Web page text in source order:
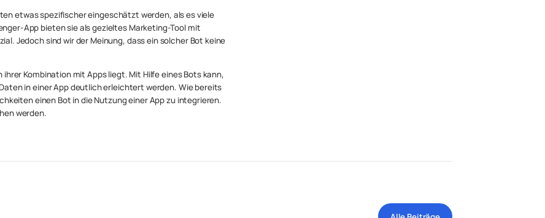
etwas spezifischer eingeschätzt werden, als es viele
App bieten sie als gezieltes Marketing-Tool mit
Jedoch sind wir der Meinung, dass ein solcher Bot keine
Kombination mit Apps liegt. Mit Hilfe eines Bots kann,
in einer App deutlich erleichtert werden. Wie bereits
einen Bot in die Nutzung einer App zu integrieren.
werden.